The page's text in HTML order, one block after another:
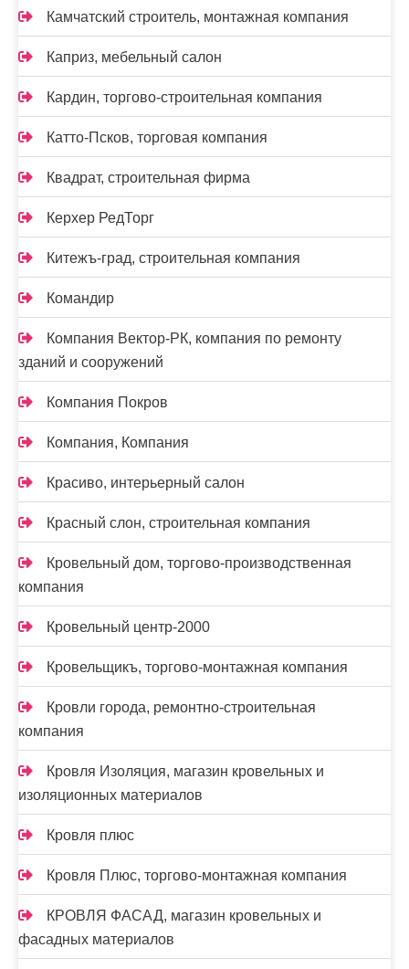
Камчатский строитель, монтажная компания
Каприз, мебельный салон
Кардин, торгово-строительная компания
Катто-Псков, торговая компания
Квадрат, строительная фирма
Керхер РедТорг
Китежъ-град, строительная компания
Командир
Компания Вектор-РК, компания по ремонту
зданий и сооружений
Компания Покров
Компания, Компания
Красиво, интерьерный салон
Красный слон, строительная компания
Кровельный дом, торгово-производственная
компания
Кровельный центр-2000
Кровельщикъ, торгово-монтажная компания
Кровли города, ремонтно-строительная
компания
Кровля Изоляция, магазин кровельных и
изоляционных материалов
Кровля плюс
Кровля Плюс, торгово-монтажная компания
КРОВЛЯ ФАСАД, магазин кровельных и
фасадных материалов